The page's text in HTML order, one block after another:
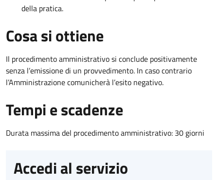
della pratica.
Cosa si ottiene
Il procedimento amministrativo si conclude positivamente
senza l’emissione di un provvedimento. In caso contrario
l’Amministrazione comunicherà l’esito negativo.
Tempi e scadenze
Durata massima del procedimento amministrativo: 30 giorni
Accedi al servizio